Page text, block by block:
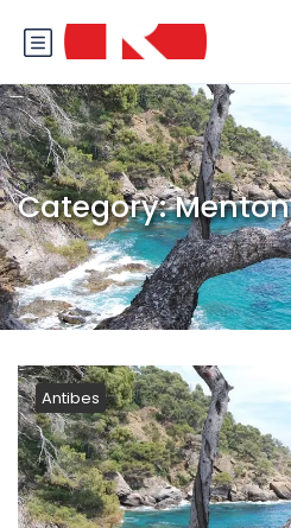
Category:Menton
Antibes